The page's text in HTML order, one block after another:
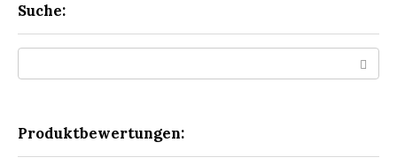
Suche:
Produktbewertungen: